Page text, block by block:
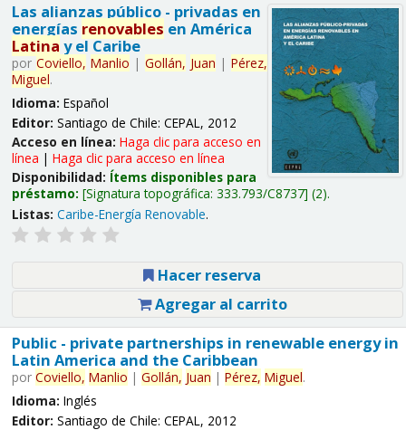
Las alianzas público - privadas en
energías renovables en América
Latina y el Caribe
por Coviello, Manlio | Gollán, Juan | Pérez,
Miguel.
Idioma: Español
Editor: Santiago de Chile: CEPAL, 2012
Acceso en línea: Haga clic para acceso en
línea | Haga clic para acceso en línea
Disponibilidad: Ítems disponibles para
préstamo: Signatura topográfica: 333.793/C8737 (2).
Listas: Caribe-Energía Renovable.
Hacer reserva
Agregar al carrito
Public - private partnerships in renewable energy in
Latin America and the Caribbean
por Coviello, Manlio | Gollán, Juan | Pérez, Miguel.
Idioma: Inglés
Editor: Santiago de Chile: CEPAL, 2012